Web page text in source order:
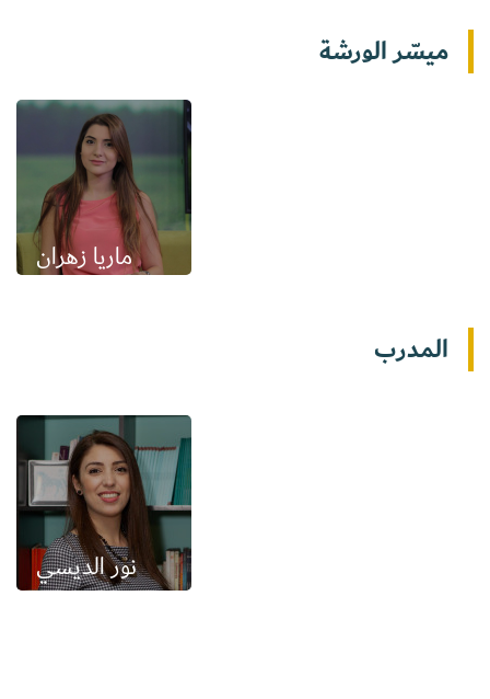
ميسّر الورشة
ماريا زهران
المدرب
نور الديسي